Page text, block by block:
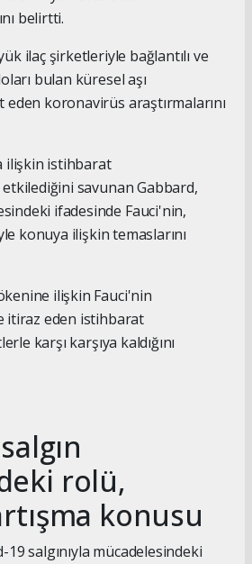
belirtti.
ilaç şirketleriyle bağlantılı ve
bulan küresel aşı
eden koronavirüs araştırmalarını
ilişkin istihbarat
savunan Gabbard,
ifadesinde Fauci'nin,
konuya ilişkin temaslarını
ilişkin Fauci'nin
itiraz eden istihbarat
karşı karşıya kaldığını
rolü,
konusu
19 salgınıyla mücadelesindeki